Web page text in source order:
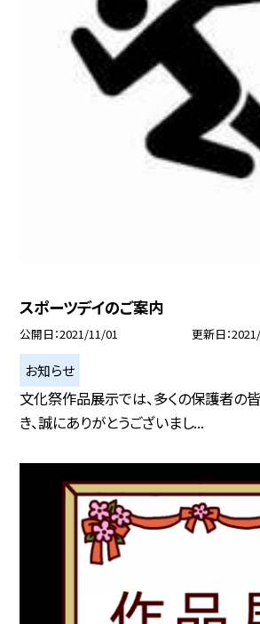
スポーツデイのご案内
公開日 2021/11/01 更新日
お知らせ
文化祭作品展示では、多くの保護者の
き、誠にありがとうございまし...